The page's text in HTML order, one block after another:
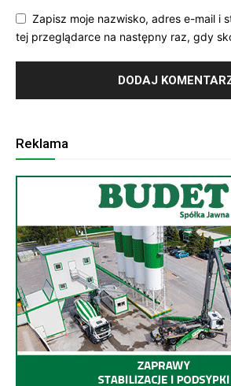
Zapisz moje nazwisko, adres e-mail i
tej przeglądarce na następny raz, gdy
Reklama